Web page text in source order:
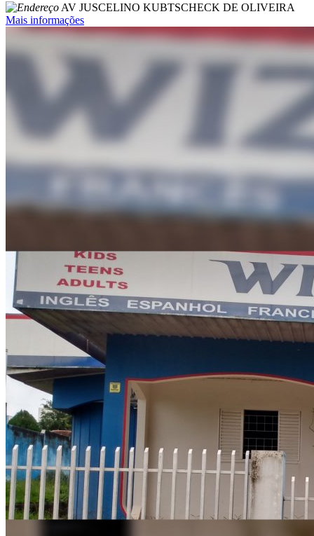
AV JUSCELINO KUBTSCHECK DE OLIVEIRA
Mais informações